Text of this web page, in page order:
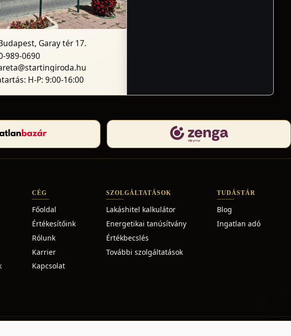
Garay tér 17.
989-0690
H-P: 9:00-16:00
CÉG
Főoldal
Értékesítőink
Rólunk
Karrier
Kapcsolat
SZOLGÁLTATÁSOK
Lakáshitel kalkulátor
Energetikai tanúsítvány
Értékbecslés
További szolgáltatások
TUDÁSTÁR
Blog
Ingatlan adó